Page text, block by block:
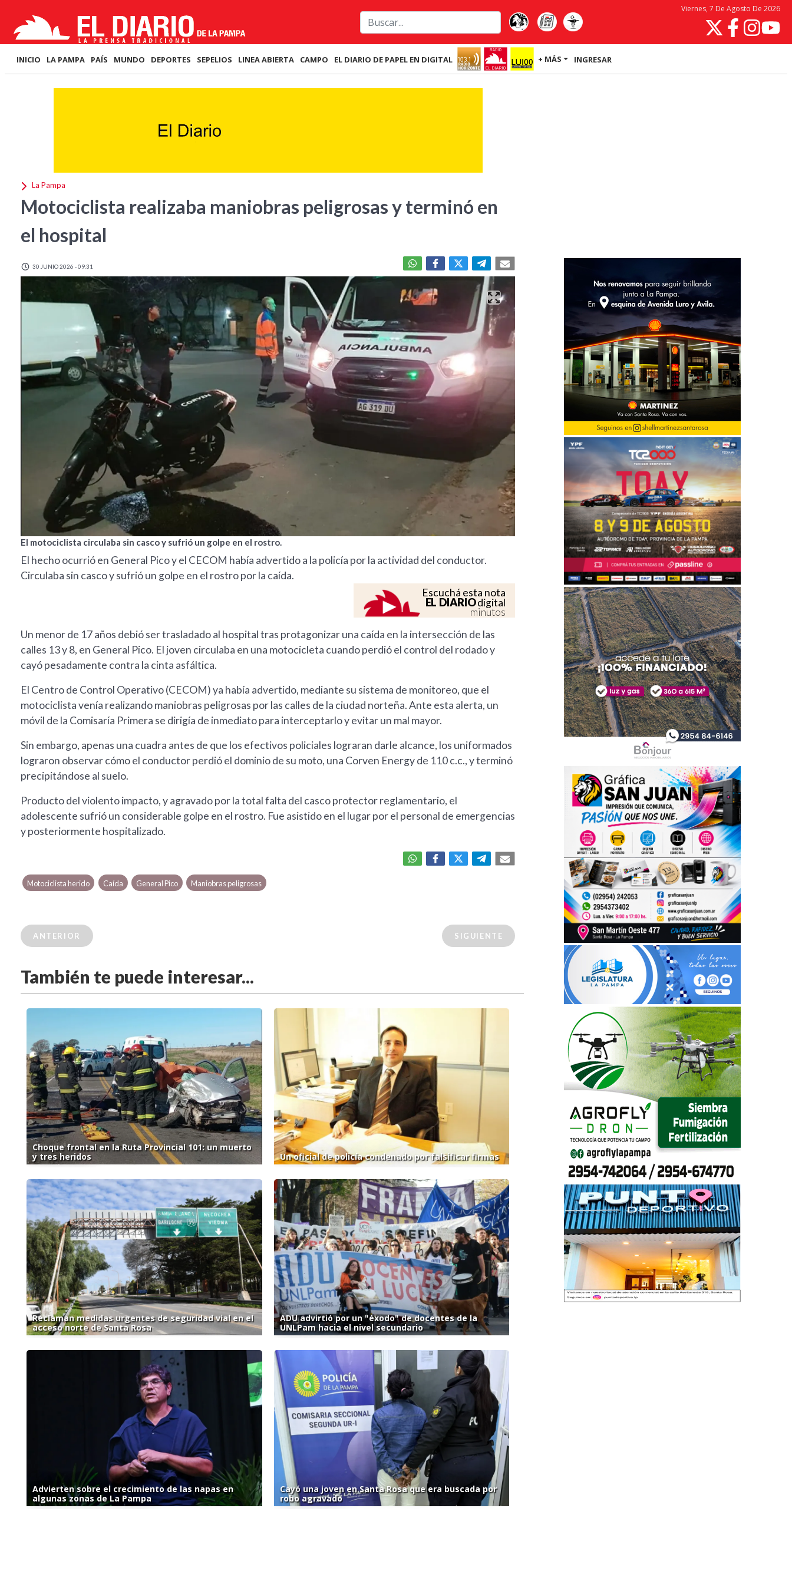
Viernes, 7 De Agosto De 2026
INICIO LA PAMPA PAÍS MUNDO DEPORTES SEPELIOS LINEA ABIERTA CAMPO EL DIARIO DE PAPEL EN DIGITAL + MÁS INGRESAR
La Pampa
Motociclista realizaba maniobras peligrosas y terminó en
el hospital
30 JUNIO 2026 - 09:31
El motociclista circulaba sin casco y sufrió un golpe en el rostro.
El hecho ocurrió en General Pico y el CECOM había advertido a la policía por la actividad del conductor.
Circulaba sin casco y sufrió un golpe en el rostro por la caída.
Escuchá esta nota
EL DIARIOdigital
minutos
Un menor de 17 años debió ser trasladado al hospital tras protagonizar una caída en la intersección de las
calles 13 y 8, en General Pico. El joven circulaba en una motocicleta cuando perdió el control del rodado y
cayó pesadamente contra la cinta asfáltica.
El Centro de Control Operativo (CECOM) ya había advertido, mediante su sistema de monitoreo, que el
motociclista venía realizando maniobras peligrosas por las calles de la ciudad norteña. Ante esta alerta, un
móvil de la Comisaría Primera se dirigía de inmediato para interceptarlo y evitar un mal mayor.
Sin embargo, apenas una cuadra antes de que los efectivos policiales lograran darle alcance, los uniformados
lograron observar cómo el conductor perdió el dominio de su moto, una Corven Energy de 110 c.c., y terminó
precipitándose al suelo.
Producto del violento impacto, y agravado por la total falta del casco protector reglamentario, el
adolescente sufrió un considerable golpe en el rostro. Fue asistido en el lugar por el personal de emergencias
y posteriormente hospitalizado.
Motociclista herido Caída General Pico Maniobras peligrosas
ANTERIOR SIGUIENTE
También te puede interesar...
Choque frontal en la Ruta Provincial 101: un muerto
y tres heridos
Un oficial de policía condenado por falsificar firmas
Reclaman medidas urgentes de seguridad vial en el
acceso norte de Santa Rosa
ADU advirtió por un "éxodo" de docentes de la
UNLPam hacia el nivel secundario
Advierten sobre el crecimiento de las napas en
algunas zonas de La Pampa
Cayó una joven en Santa Rosa que era buscada por
robo agravado